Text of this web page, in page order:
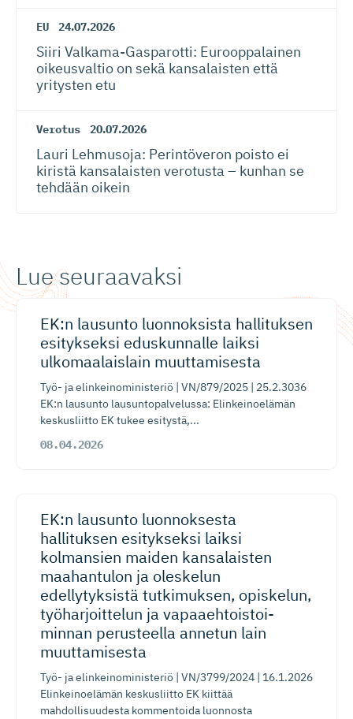
EU 24.07.2026
Siiri Valkama-Gas­pa­rotti: Eurooppalainen
oikeusvaltio on sekä kansalaisten että
yritysten etu
Verotus 20.07.2026
Lauri Lehmusoja: Perintöveron poisto ei
kiristä kansalaisten verotusta – kunhan se
tehdään oikein
Lue seuraavaksi
EK:n lausunto luonnoksista hallituksen
esitykseksi eduskunnalle laiksi
ulkomaalaislain muuttamisesta
Työ- ja elinkeinoministeriö | VN/879/2025 | 25.2.3036
EK:n lausunto lausuntopalvelussa: Elinkeinoelämän
keskusliitto EK tukee esitystä,...
08.04.2026
EK:n lausunto luonnoksesta
hallituksen esitykseksi laiksi
kolmansien maiden kansalaisten
maahantulon ja oleskelun
edellytyksistä tutkimuksen, opiskelun,
työharjoittelun ja vapaaehtois­toi­
minnan perusteella annetun lain
muuttamisesta
Työ- ja elinkeinoministeriö | VN/3799/2024 | 16.1.2026
Elinkeinoelämän keskusliitto EK kiittää
mahdollisuudesta kommentoida luonnosta